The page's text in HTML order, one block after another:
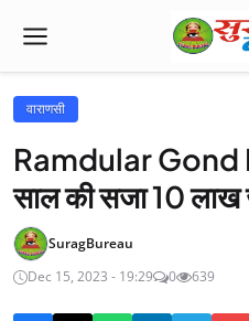
वाराणसी
Ramdular Gond
साल की सजा 10 लाख
SuragBureau
Dec 15, 2023 - 19:29
0 639